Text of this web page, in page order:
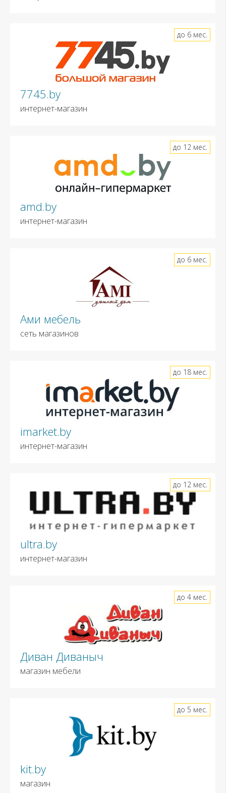
7745.by
интернет-магазин
до 6 мес.
amd.by
интернет-магазин
до 12 мес.
Ами мебель
сеть магазинов
до 6 мес.
imarket.by
интернет-магазин
до 18 мес.
ultra.by
интернет-магазин
до 12 мес.
Диван Диваныч
магазин мебели
до 4 мес.
kit.by
магазин
до 5 мес.